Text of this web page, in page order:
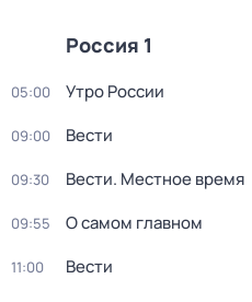
Россия 1
05:00 Утро России
09:00 Вести
09:30 Вести. Местное время
09:55 О самом главном
11:00 Вести